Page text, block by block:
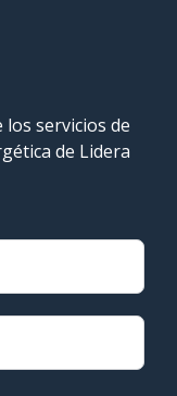
servicios de
de Lidera